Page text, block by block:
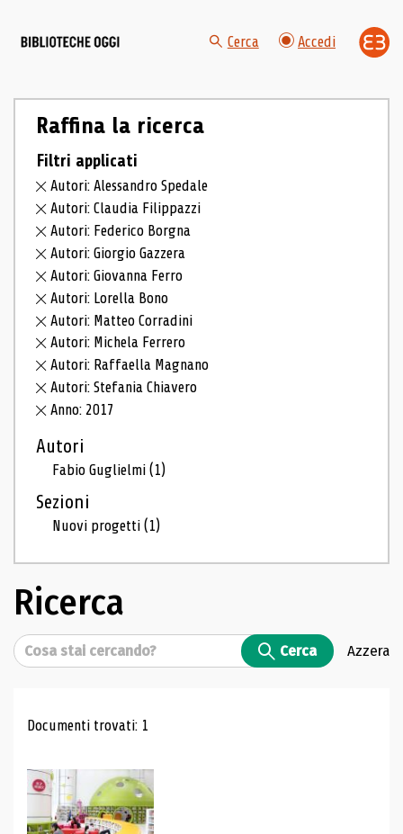
Cerca Accedi
Raffina la ricerca
Filtri applicati
Autori: Alessandro Spedale
Autori: Claudia Filippazzi
Autori: Federico Borgna
Autori: Giorgio Gazzera
Autori: Giovanna Ferro
Autori: Lorella Bono
Autori: Matteo Corradini
Autori: Michela Ferrero
Autori: Raffaella Magnano
Autori: Stefania Chiavero
Anno: 2017
Autori
Fabio Guglielmi(1)
Sezioni
Nuovi progetti(1)
Ricerca
Cerca Cerca Azzera
Risultati di ricerca
Documenti trovati: 1